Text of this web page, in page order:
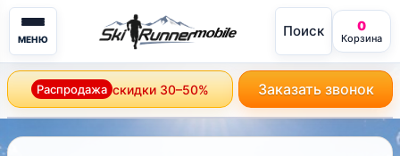
МЕНЮ mobile Поиск 0
Корзина
Распродажа скидки 30–50% Заказать звонок